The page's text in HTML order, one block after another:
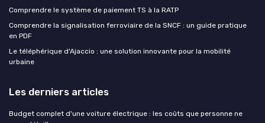
Comprendre le système de paiement TS à la RATP
Comprendre la signalisation ferroviaire de la SNCF : un guide pratique
en PDF
Le téléphérique d'Ajaccio : une solution innovante pour la mobilité
urbaine
Les derniers articles
Budget complet d'une voiture électrique : les coûts que personne ne